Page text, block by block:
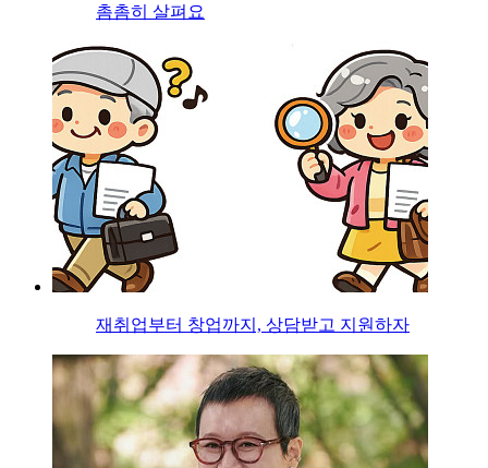
촘촘히 살펴요
재취업부터 창업까지, 상담받고 지원하자